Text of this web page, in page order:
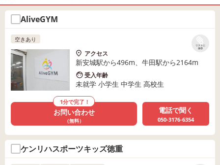
AliveGYM
リストに
保存
空きあり
アクセス
新安城駅から496m、牛田駅から2164m
受入年齢
未就学 小学生 中学生 高校生
1分で完了！
お問い合わせ
（無料）
電話で聞く
050-3176-6354
ケンリハスポーツキッズ徳重